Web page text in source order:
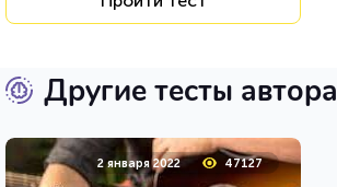
Другие тесты автора
2 января 2022 47127